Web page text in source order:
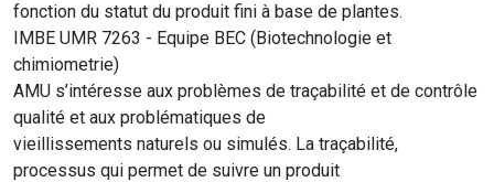
fonction du statut du produit fini à base de plantes.
IMBE UMR 7263 - Equipe BEC (Biotechnologie et
chimiometrie)
AMU s’intéresse aux problèmes de traçabilité et de contrôle
qualité et aux problématiques de
vieillissements naturels ou simulés. La traçabilité,
processus qui permet de suivre un produit